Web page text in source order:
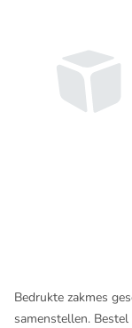
Bedrukte zakmes
samenstellen.